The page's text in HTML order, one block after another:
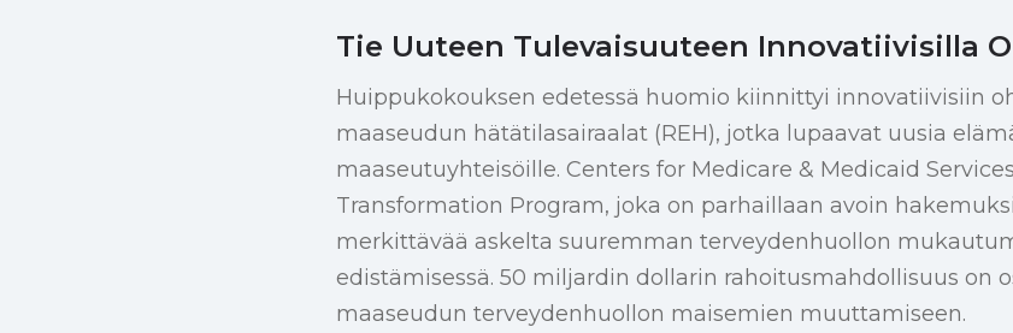
Tie Uuteen Tulevaisuuteen Innovatiivisilla
Huippukokouksen edetessä huomio kiinnittyi innovatiivisiin
maaseudun hätätilasairaalat (REH), jotka lupaavat uusia
maaseutuyhteisöille. Centers for Medicare & Medicaid
Transformation Program, joka on parhaillaan avoin
merkittävää askelta suuremman terveydenhuollon
edistämisessä. 50 miljardin dollarin rahoitusmahdollisuus on
maaseudun terveydenhuollon maisemien muuttamiseen.